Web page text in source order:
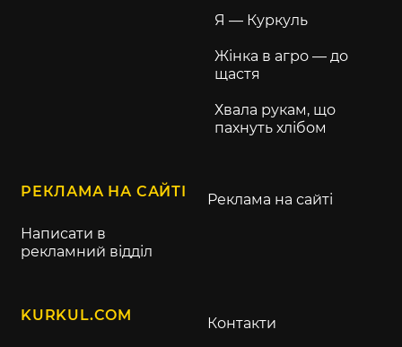
Я — Куркуль
Жінка в агро — до
щастя
Хвала рукам, що
пахнуть хлібом
РЕКЛАМА НА САЙТІ
Написати в
рекламний відділ
Реклама на сайті
KURKUL.COM Контакти